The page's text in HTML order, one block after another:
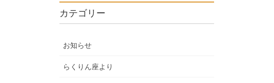
カテゴリー
お知らせ
らくりん座より